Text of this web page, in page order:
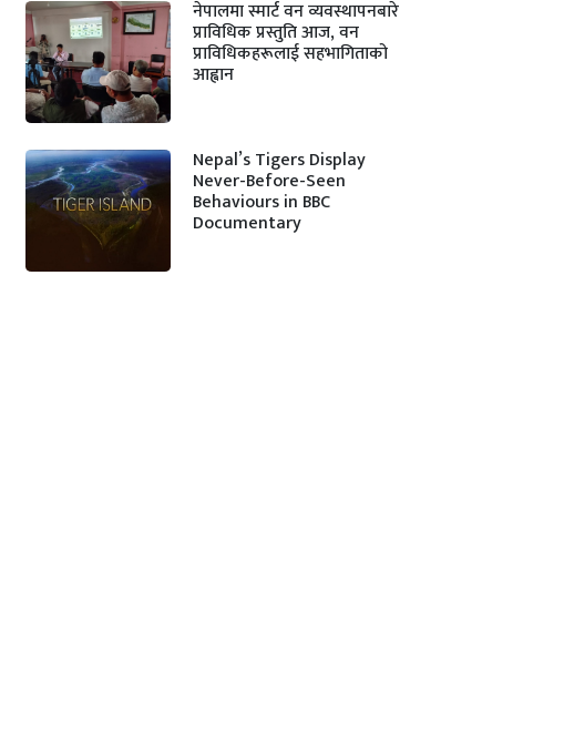
नेपालमा स्मार्ट वन व्यवस्थापनबारे
प्राविधिक प्रस्तुति आज, वन
प्राविधिकहरूलाई सहभागिताको
आह्वान
Nepal’s Tigers Display
Never-Before-Seen
Behaviours in BBC
Documentary